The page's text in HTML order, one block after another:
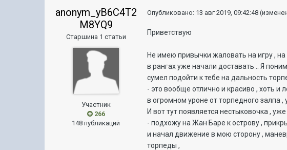
anonym_yB6C4T2
M8YQ9
Старшина 1 статьи
Участник
266
148 публикаций
Опубликовано: 13 авг 2019, 09:42:48
Приветствую
Не имею привычки жаловать на игру ,
в рангах уже начали доставать .. Я
сумел подойти к тебе на дальность
- это вообще отлично и красиво , хоть
в огромном уроне от торпедного залпа
И вот тут появляется нестыковочка ,
- подхожу на Жан Баре к острову ,
и начал движение в мою сторону ,
торпеды ,